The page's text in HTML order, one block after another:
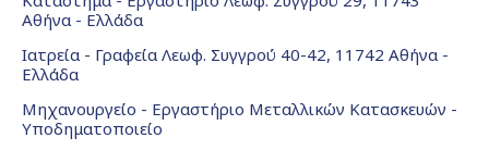
Αθήνα - Ελλάδα
Ιατρεία - Γραφεία Λεωφ. Συγγρού 40-42, 11742 Αθήνα -
Ελλάδα
Μηχανουργείο - Εργαστήριο Μεταλλικών Κατασκευών -
Υποδηματοποιείο